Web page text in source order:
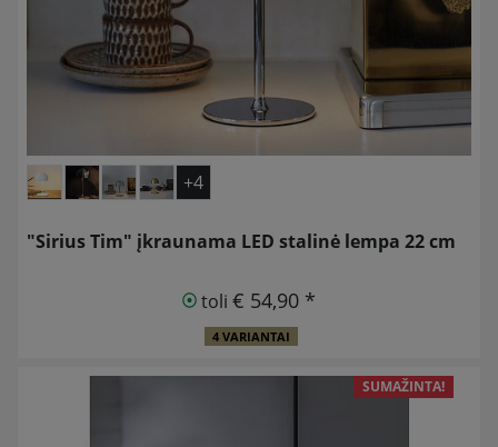
+4
"Sirius Tim" įkraunama LED stalinė lempa 22 cm
toli€ 54,90 *
4 VARIANTAI
SUMAŽINTA!